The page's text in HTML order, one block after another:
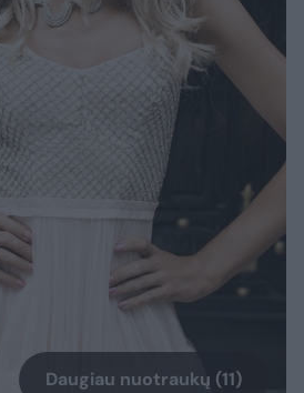
Daugiau nuotraukų (11)